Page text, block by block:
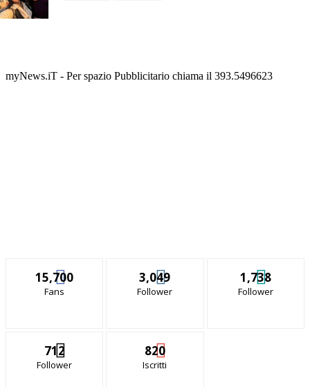
myNews.iT - Per spazio Pubblicitario chiama il 393.5496623
15,700
Fans
3,049
Follower
1,738
Follower
712
Follower
820
Iscritti